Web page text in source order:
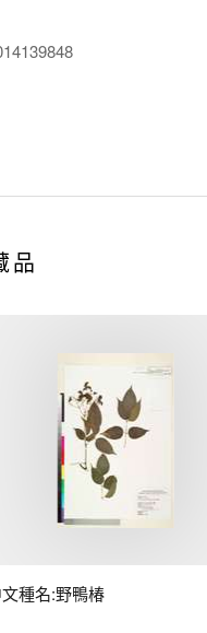
品
種名:野鴨椿